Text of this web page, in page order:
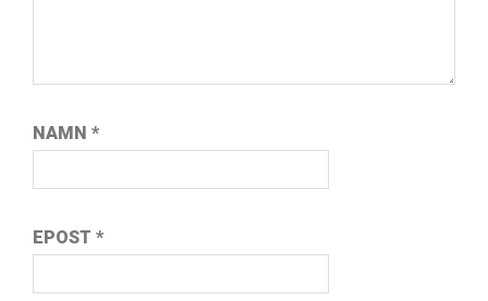
NAMN *
EPOST *